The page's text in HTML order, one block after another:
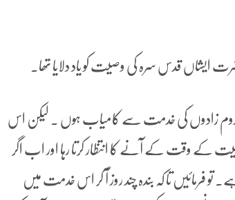
ایشاں قدس سرہ کی وصیت کو یاد دلایا تھا۔
زادوں کی خدمت سے کامیاب ہوں ۔ لیکن اس
وقت کے آنے کا انتظار کرتا رہا اور اب اگر
تو فرمائیں تا کہ بندہ چند روز آ کر اس خدمت میں